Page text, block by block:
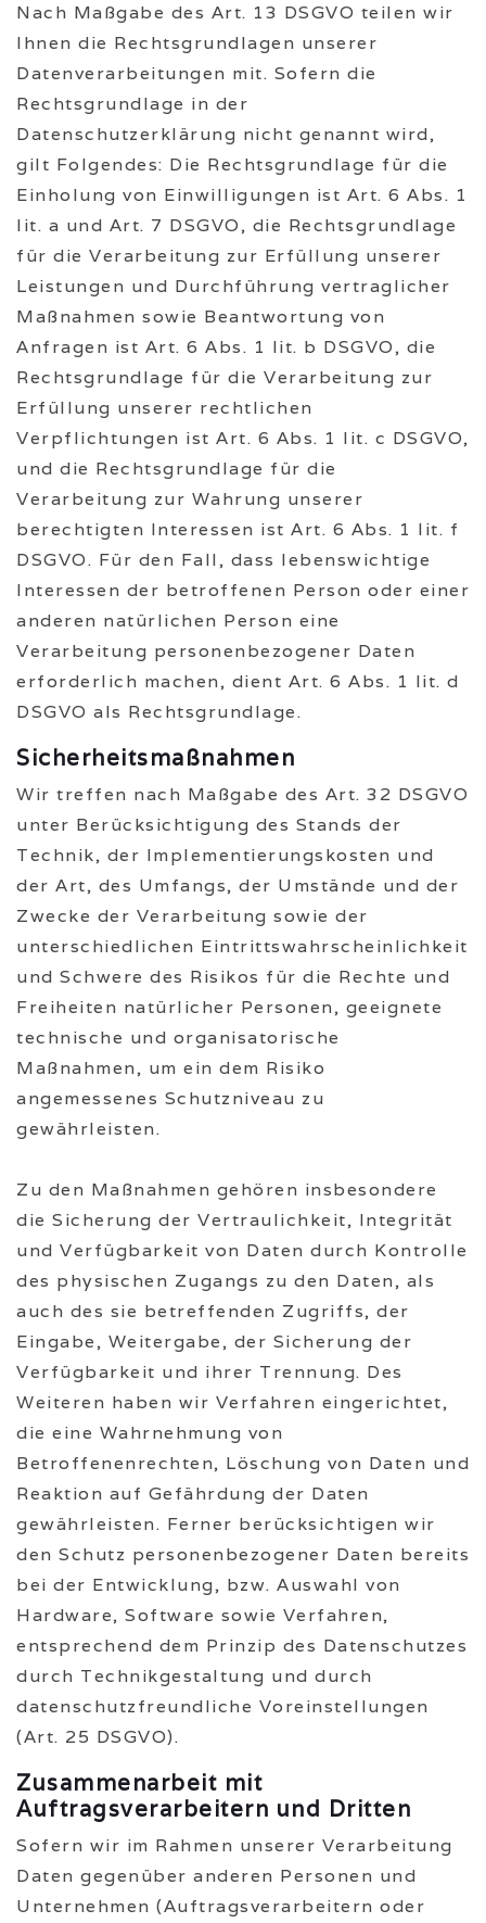
Nach Maßgabe des Art. 13 DSGVO teilen wir
Ihnen die Rechtsgrundlagen unserer
Datenverarbeitungen mit. Sofern die
Rechtsgrundlage in der
Datenschutzerklärung nicht genannt wird,
gilt Folgendes: Die Rechtsgrundlage für die
Einholung von Einwilligungen ist Art. 6 Abs. 1
lit. a und Art. 7 DSGVO, die Rechtsgrundlage
für die Verarbeitung zur Erfüllung unserer
Leistungen und Durchführung vertraglicher
Maßnahmen sowie Beantwortung von
Anfragen ist Art. 6 Abs. 1 lit. b DSGVO, die
Rechtsgrundlage für die Verarbeitung zur
Erfüllung unserer rechtlichen
Verpflichtungen ist Art. 6 Abs. 1 lit. c DSGVO,
und die Rechtsgrundlage für die
Verarbeitung zur Wahrung unserer
berechtigten Interessen ist Art. 6 Abs. 1 lit. f
DSGVO. Für den Fall, dass lebenswichtige
Interessen der betroffenen Person oder einer
anderen natürlichen Person eine
Verarbeitung personenbezogener Daten
erforderlich machen, dient Art. 6 Abs. 1 lit. d
DSGVO als Rechtsgrundlage.
Sicherheitsmaßnahmen
Wir treffen nach Maßgabe des Art. 32 DSGVO
unter Berücksichtigung des Stands der
Technik, der Implementierungskosten und
der Art, des Umfangs, der Umstände und der
Zwecke der Verarbeitung sowie der
unterschiedlichen Eintrittswahrscheinlichkeit
und Schwere des Risikos für die Rechte und
Freiheiten natürlicher Personen, geeignete
technische und organisatorische
Maßnahmen, um ein dem Risiko
angemessenes Schutzniveau zu
gewährleisten.
Zu den Maßnahmen gehören insbesondere
die Sicherung der Vertraulichkeit, Integrität
und Verfügbarkeit von Daten durch Kontrolle
des physischen Zugangs zu den Daten, als
auch des sie betreffenden Zugriffs, der
Eingabe, Weitergabe, der Sicherung der
Verfügbarkeit und ihrer Trennung. Des
Weiteren haben wir Verfahren eingerichtet,
die eine Wahrnehmung von
Betroffenenrechten, Löschung von Daten und
Reaktion auf Gefährdung der Daten
gewährleisten. Ferner berücksichtigen wir
den Schutz personenbezogener Daten bereits
bei der Entwicklung, bzw. Auswahl von
Hardware, Software sowie Verfahren,
entsprechend dem Prinzip des Datenschutzes
durch Technikgestaltung und durch
datenschutzfreundliche Voreinstellungen
(Art. 25 DSGVO).
Zusammenarbeit mit
Auftragsverarbeitern und Dritten
Sofern wir im Rahmen unserer Verarbeitung
Daten gegenüber anderen Personen und
Unternehmen (Auftragsverarbeitern oder